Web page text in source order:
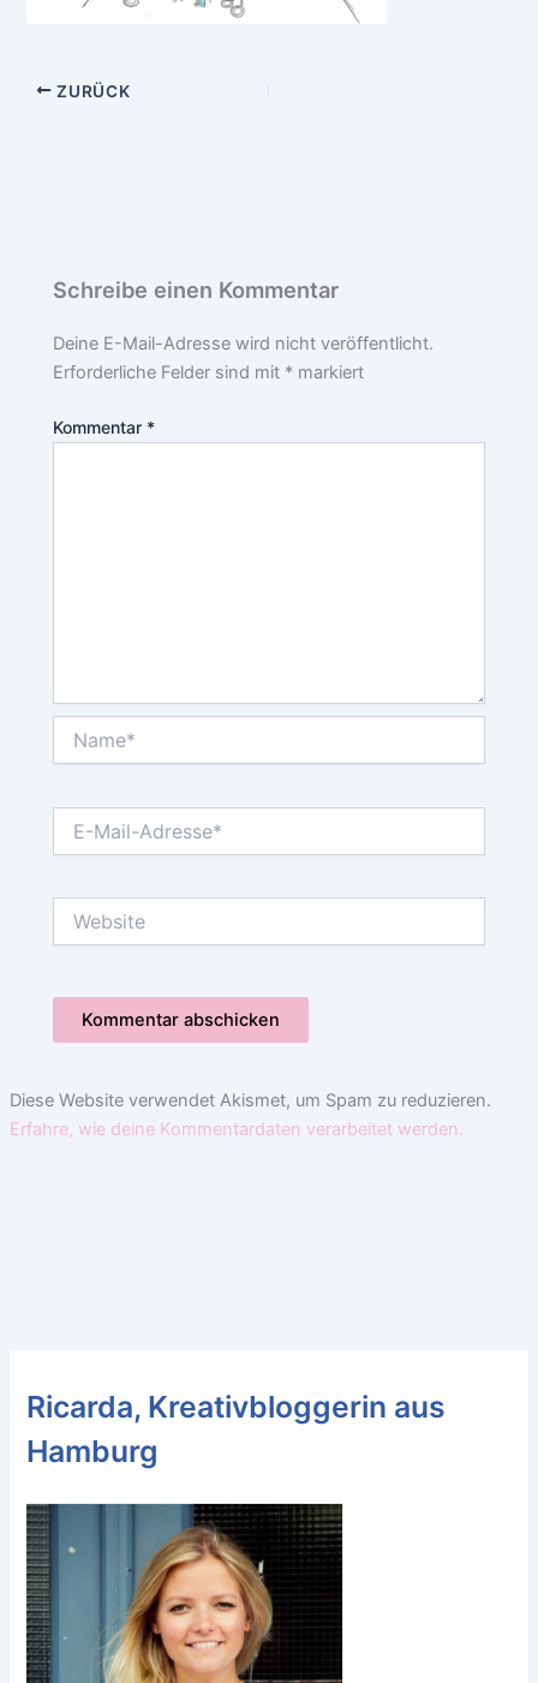
ZURÜCK
Schreibe einen Kommentar
Deine E-Mail-Adresse wird nicht veröffentlicht.
Erforderliche Felder sind mit * markiert
Kommentar *
Mail-
Diese Website verwendet Akismet, um Spam zu reduzieren.
Erfahre, wie deine Kommentardaten verarbeitet werden.
Ricarda, Kreativbloggerin aus
Hamburg